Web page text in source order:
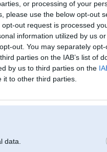
or processing of your
please use the below opt-out
out request is processed
information utilized by us
out. You may separately
parties on the IAB’s list of
by us to third parties on the
to other third parties.
data.
be dangerous!
ir vieglāks... Tipa speciāli centās ar tie